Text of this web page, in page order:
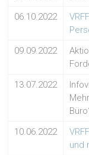
06.10.2022
09.09.2022
13.07.2022
10.06.2022
und